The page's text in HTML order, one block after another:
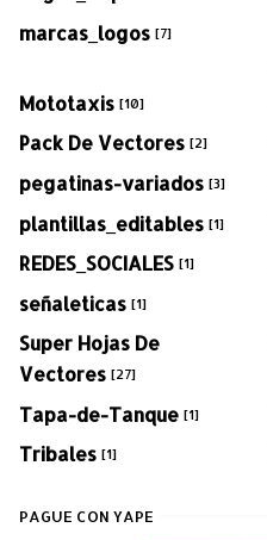
marcas_logos [7]
Mototaxis [10]
Pack De Vectores [2]
pegatinas-variados [3]
plantillas_editables [1]
REDES_SOCIALES [1]
señaleticas [1]
Super Hojas De
Vectores [27]
Tapa-de-Tanque [1]
Tribales [1]
PAGUE CON YAPE